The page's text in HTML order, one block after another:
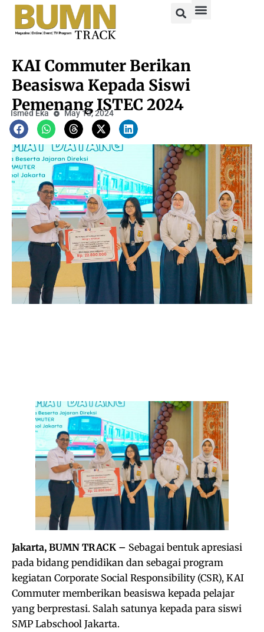
KAI Commuter Berikan
Beasiswa Kepada Siswi
Pemenang ISTEC 2024
Ismed Eka May 13, 2024
Jakarta, BUMN TRACK – Sebagai bentuk apresiasi
pada bidang pendidikan dan sebagai program
kegiatan Corporate Social Responsibility (CSR), KAI
Commuter memberikan beasiswa kepada pelajar
yang berprestasi. Salah satunya kepada para siswi
SMP Labschool Jakarta.